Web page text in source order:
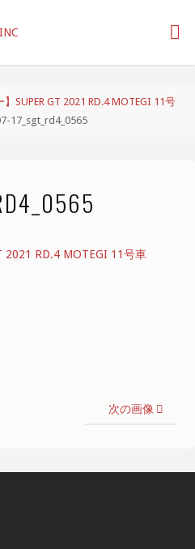
】SUPER GT 2021 RD.4 MOTEGI 11号
17_sgt_rd4_0565
2021 RD.4 MOTEGI 11号車
次の画像